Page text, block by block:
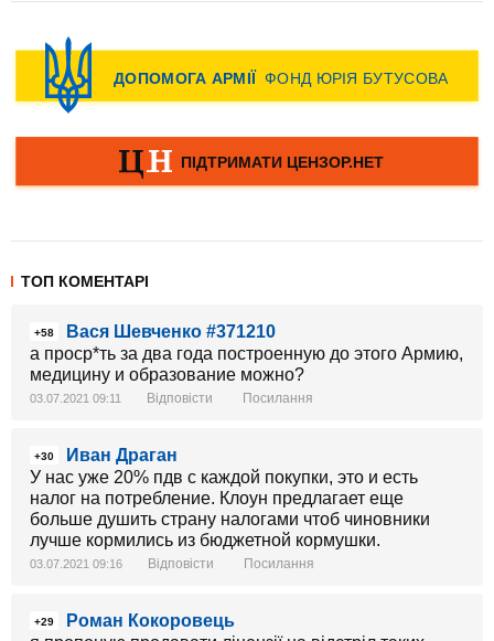
ТОП КОМЕНТАРІ
+58
Вася Шевченко #371210
а проср*ть за два года построенную до этого Армию,
медицину и образование можно?
03.07.2021 09:11 Відповісти Посилання
+30
Иван Драган
У нас уже 20% пдв с каждой покупки, это и есть
налог на потребление. Клоун предлагает еще
больше душить страну налогами чтоб чиновники
лучше кормились из бюджетной кормушки.
03.07.2021 09:16 Відповісти Посилання
+29
Роман Кокоровець